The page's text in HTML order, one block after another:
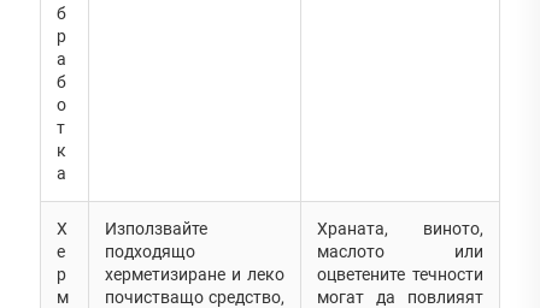
б
р
а
б
о
т
к
а
Х
е
р
м
Използвайте
подходящо
херметизиране и леко
почистващо средство,
Храната, виното,
маслото или
оцветените течности
могат да повлияят